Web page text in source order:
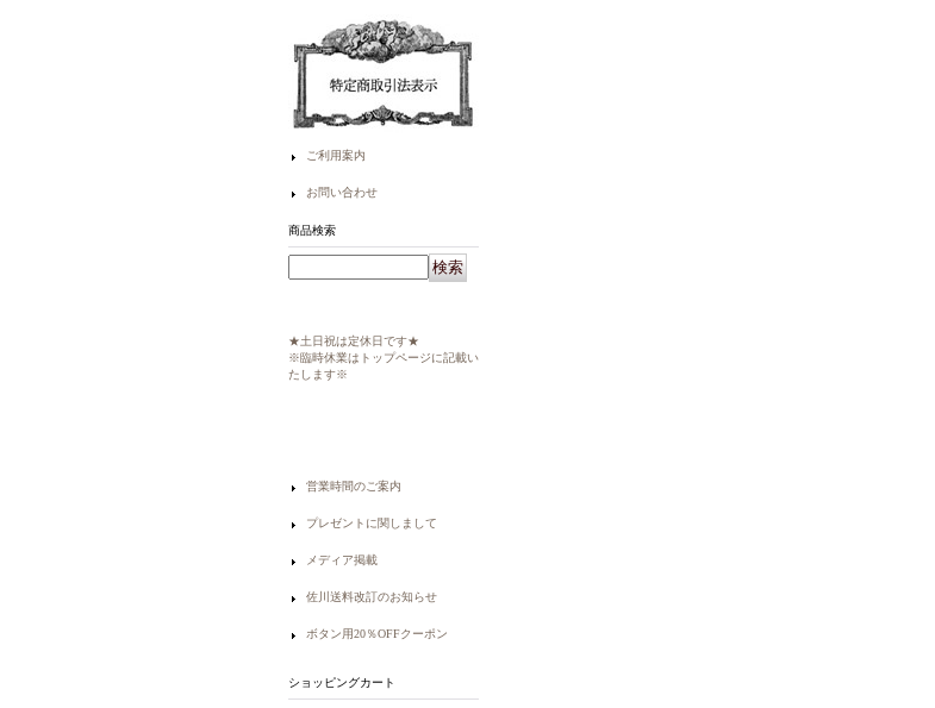
ご利用案内
お問い合わせ
商品検索
★土日祝は定休日です★
※臨時休業はトップページに記載い
たします※
営業時間のご案内
プレゼントに関しまして
メディア掲載
佐川送料改訂のお知らせ
ボタン用20％OFFクーポン
ショッピングカート